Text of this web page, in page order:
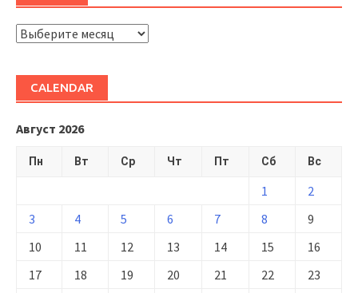
ARHIVĂ
CALENDAR
Август 2026
Пн Вт Ср Чт Пт Сб Вс
1
2
3
4 5 6 7 8
9
10
11 12 13 14 15
16
17
18 19 20 21 22
23